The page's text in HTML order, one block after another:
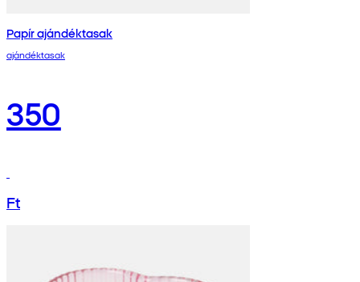
Papír ajándéktasak
ajándéktasak
350
Ft